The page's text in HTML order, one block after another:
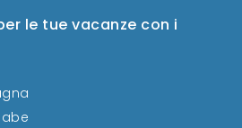
le tue vacanze con i